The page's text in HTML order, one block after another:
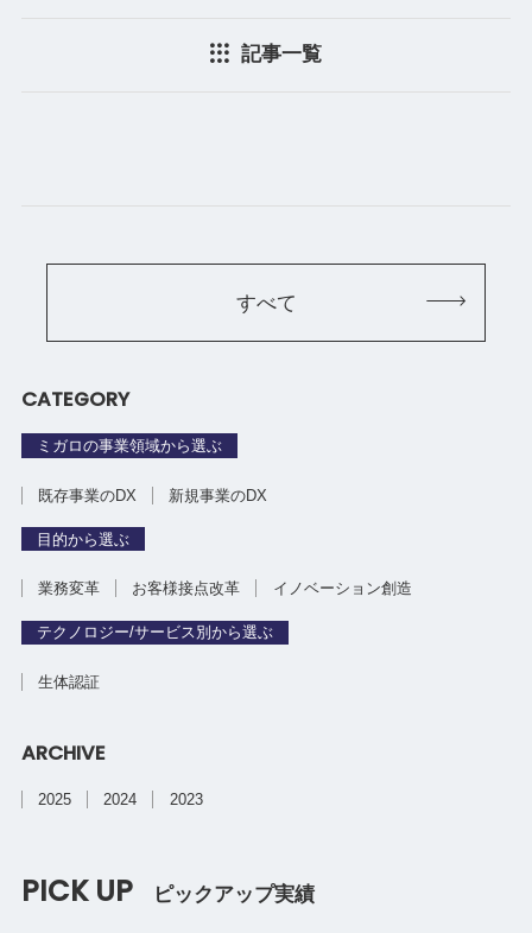
記事一覧
すべて
CATEGORY
ミガロの事業領域から選ぶ
既存事業のDX 新規事業のDX
目的から選ぶ
業務変革 お客様接点改革 イノベーション創造
テクノロジー/サービス別から選ぶ
生体認証
ARCHIVE
2025 2024 2023
PICK UP ピックアップ実績